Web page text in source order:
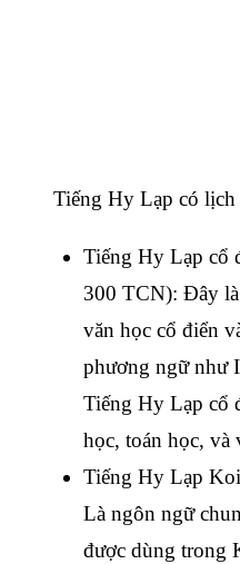
Tiếng Hy Lạp có lịch
Tiếng Hy Lạp cổ
300 TCN): Đây
văn học cổ điển
phương ngữ như
Tiếng Hy Lạp cổ
học, toán học, và
Tiếng Hy Lạp
Là ngôn ngữ
được dùng trong